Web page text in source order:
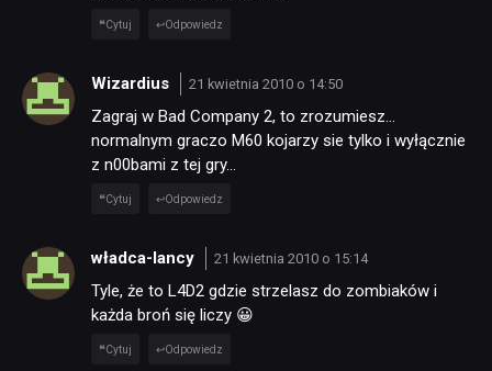
Cytuj Odpowiedz
Wizardius 21 kwietnia 2010 o 14:50
Zagraj w Bad Company 2, to zrozumiesz…
normalnym graczo M60 kojarzy sie tylko i wyłącznie
z n00bami z tej gry…
Cytuj Odpowiedz
władca-lancy 21 kwietnia 2010 o 15:14
Tyle, że to L4D2 gdzie strzelasz do zombiaków i
każda broń się liczy 😀
Cytuj Odpowiedz